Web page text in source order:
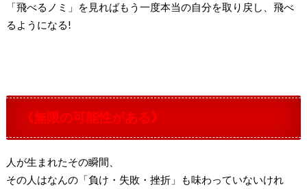
「飛べるノミ」を見ればもう一度本当の自分を取り戻し、飛べ
るようになる!
《無限の可能性がある》
人が生まれたその瞬間、
その人はなんの「負け・失敗・挫折」も味わっていないけれ